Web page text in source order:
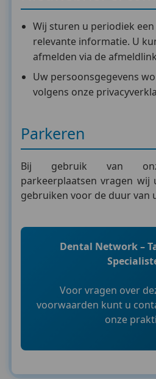
Wij sturen u periodiek
relevante informatie. U
afmelden via de
Uw persoonsgegevens
volgens onze
Parkeren
Bij gebruik van
parkeerplaatsen vragen
gebruiken voor de duur van
Dental Network –
Voor vragen over
voorwaarden kunt u
onze